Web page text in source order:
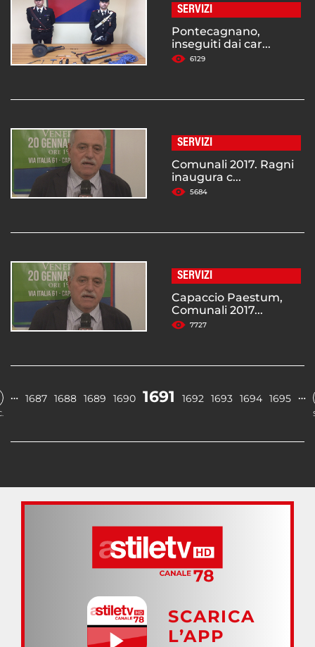
SERVIZI
Pontecagnano,
inseguiti dai car...
6129
SERVIZI
Comunali 2017. Ragni
inaugura c...
5684
SERVIZI
Capaccio Paestum,
Comunali 2017...
7727
… 1687 1688 1689 1690 1691 1692 1693 1694 1695 …
SCARICA
L’APP